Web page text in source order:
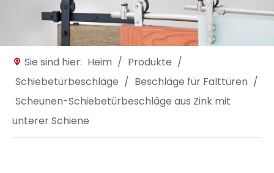
Sie sind hier: Heim / Produkte /
Schiebetürbeschläge / Beschläge für Falttüren /
Scheunen-Schiebetürbeschläge aus Zink mit
unterer Schiene